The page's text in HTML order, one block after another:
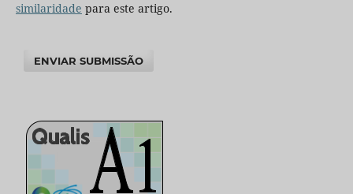
similaridade para este artigo.
ENVIAR SUBMISSÃO